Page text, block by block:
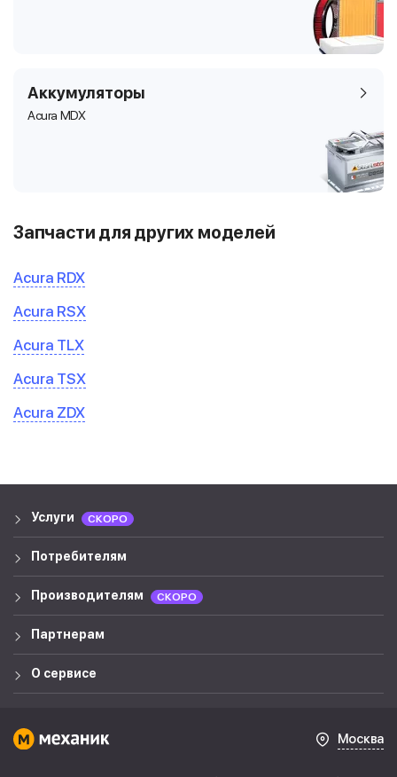
Аккумуляторы
Acura MDX
Запчасти для других моделей
Acura RDX
Acura RSX
Acura TLX
Acura TSX
Acura ZDX
Услуги СКОРО
Потребителям
Производителям СКОРО
Партнерам
О сервисе
Москва